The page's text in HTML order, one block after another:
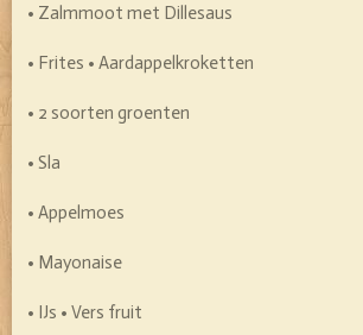
• Zalmmoot met Dillesaus
• Frites • Aardappelkroketten
• 2 soorten groenten
• Sla
• Appelmoes
• Mayonaise
• IJs • Vers fruit